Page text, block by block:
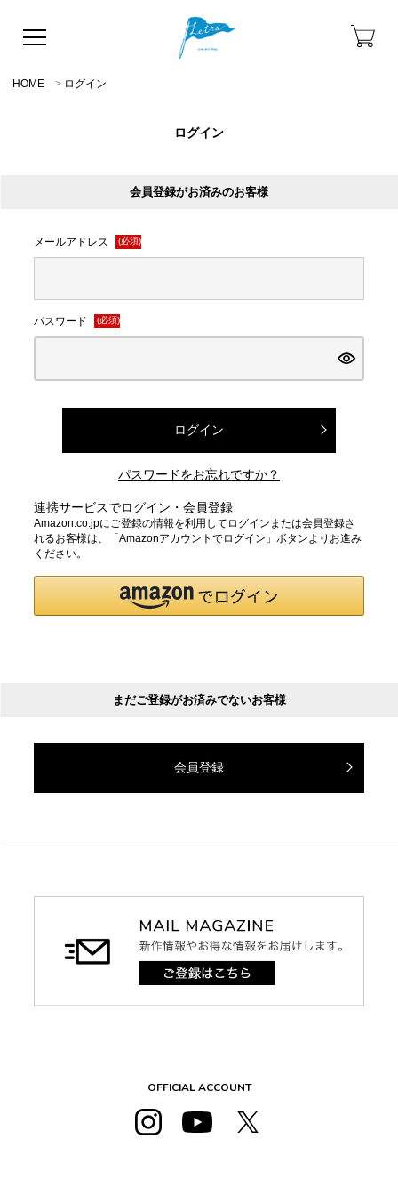
HOME ログイン
ログイン
会員登録がお済みのお客様
メールアドレス (必須)
パスワード (必須)
ログイン
パスワードをお忘れですか？
連携サービスでログイン・会員登録
Amazon.co.jpにご登録の情報を利用してログインまたは会員登録さ
れるお客様は、「Amazonアカウントでログイン」ボタンよりお進み
ください。
まだご登録がお済みでないお客様
会員登録
OFFICIAL ACCOUNT